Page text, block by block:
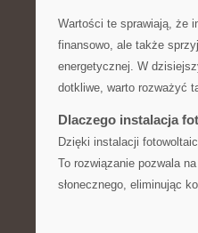
Wartości‌ te sprawiają, że
finansowo, ale ‍także⁣
energetycznej. W
dotkliwe, warto rozważyć
Dlaczego instalacja
Dzięki instalacji
To ​rozwiązanie pozwala
słonecznego, eliminując